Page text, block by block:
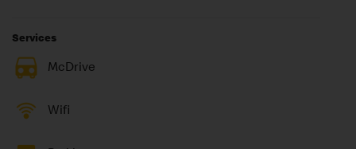
Services
McDrive
Wifi